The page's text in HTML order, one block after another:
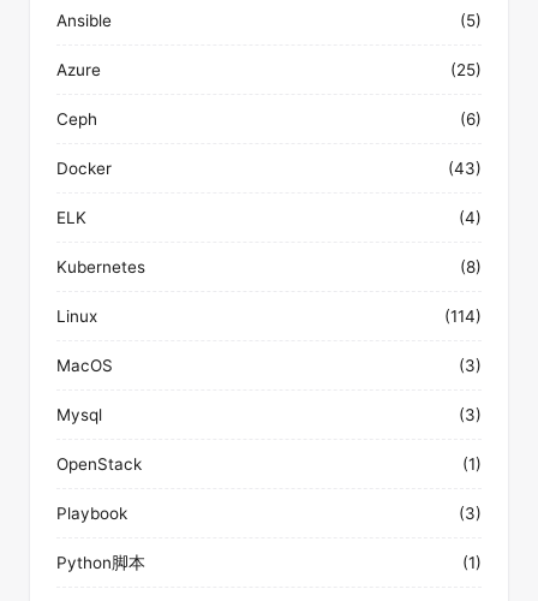
Ansible (5)
Azure (25)
Ceph (6)
Docker (43)
ELK (4)
Kubernetes (8)
Linux (114)
MacOS (3)
Mysql (3)
OpenStack (1)
Playbook (3)
Python脚本 (1)